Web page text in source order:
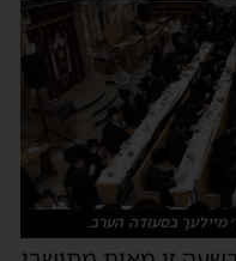
בסעודה הערב.